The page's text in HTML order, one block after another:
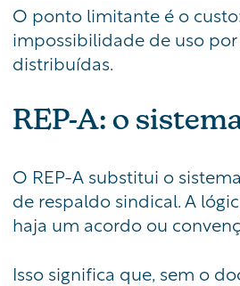
O ponto limitante é o
impossibilidade de uso
distribuídas.
REP-A: o
O REP-A substitui o
de respaldo sindical. A
haja um acordo ou
Isso significa que, sem o